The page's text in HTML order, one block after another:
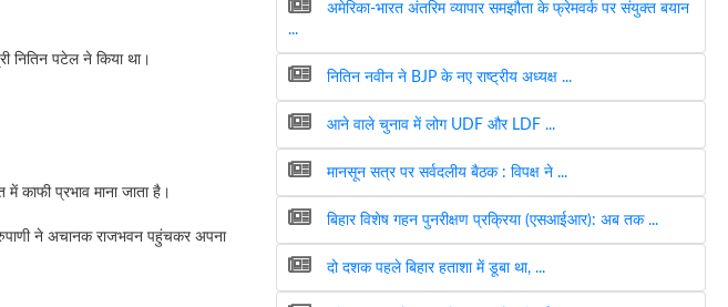
नितिन पटेल ने किया था।
काफी प्रभाव माना जाता है।
रुपाणी ने अचानक राजभवन पहुंचकर अपना
अमेरिका-भारत अंतरिम व्यापार समझौता के फ्रेमवर्क पर संयुक्त बयान
...
नितिन नवीन ने BJP के नए राष्ट्रीय अध्यक्ष ...
आने वाले चुनाव में लोग UDF और LDF ...
मानसून सत्र पर सर्वदलीय बैठक : विपक्ष ने ...
बिहार विशेष गहन पुनरीक्षण प्रक्रिया (एसआईआर): अब तक ...
दो दशक पहले बिहार हताशा में डूबा था, ...